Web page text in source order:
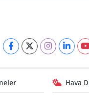
Hava